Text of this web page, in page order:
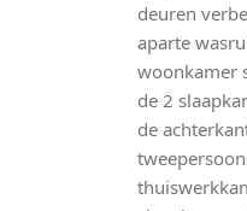
deuren
aparte
woonkamer
de 2
de